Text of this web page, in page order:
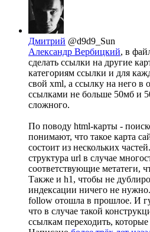
Дмитрий @d9d9_Sun
Александр Вербицкий, в
сделать ссылки на другие
категориям ссылки и для
свой xml, а ссылку на него
ссылками не больше 50мб и
сложного.
По поводу html-карты -
понимают, что такое карта
состоит из нескольких
структура url в случае
соответствующие метатеги,
Также и h1, чтобы не
индексации ничего не
follow отошла в прошлое. И
что в случае такой
ссылкам переходить,